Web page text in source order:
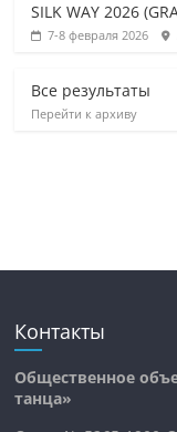
SILK WAY 2026
7-8 февраля 2026
Все результаты
Перейти к архиву
Контакты
Общественное
танца»